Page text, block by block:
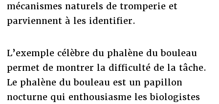
mécanismes naturels de tromperie et
parviennent à les identifier.
L’exemple célèbre du phalène du bouleau
permet de montrer la difficulté de la tâche.
Le phalène du bouleau est un papillon
nocturne qui enthousiasme les biologistes